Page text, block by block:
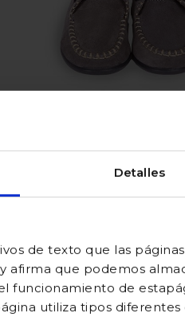
Detalles
de texto que las
afirma que podemos
funcionamiento de
utiliza tipos